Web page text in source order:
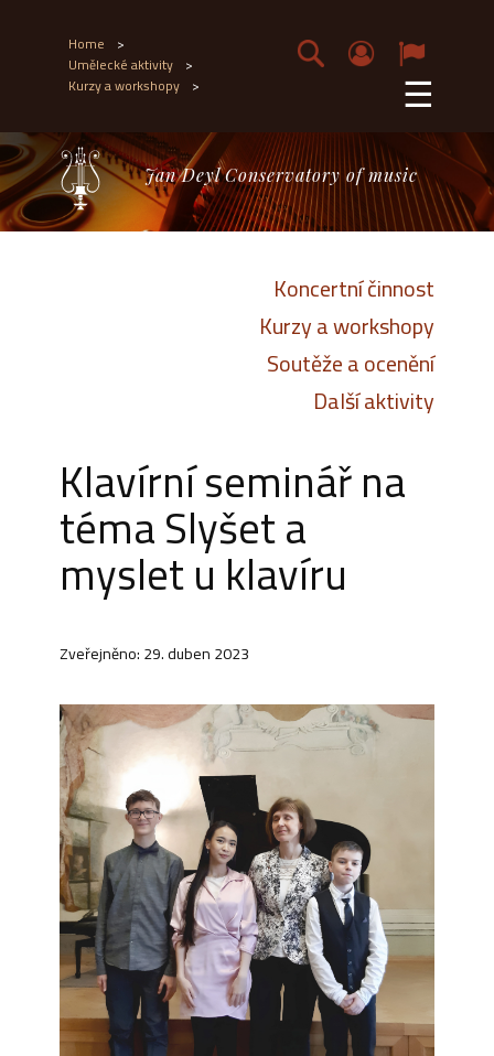
Home >
Umělecké aktivity >
Kurzy a workshopy > ☰
Jan Deyl Conservatory of music
Koncertní činnost
Kurzy a workshopy
Soutěže a ocenění
Další aktivity
Klavírní seminář na
téma Slyšet a
myslet u klavíru
Zveřejněno: 29. duben 2023